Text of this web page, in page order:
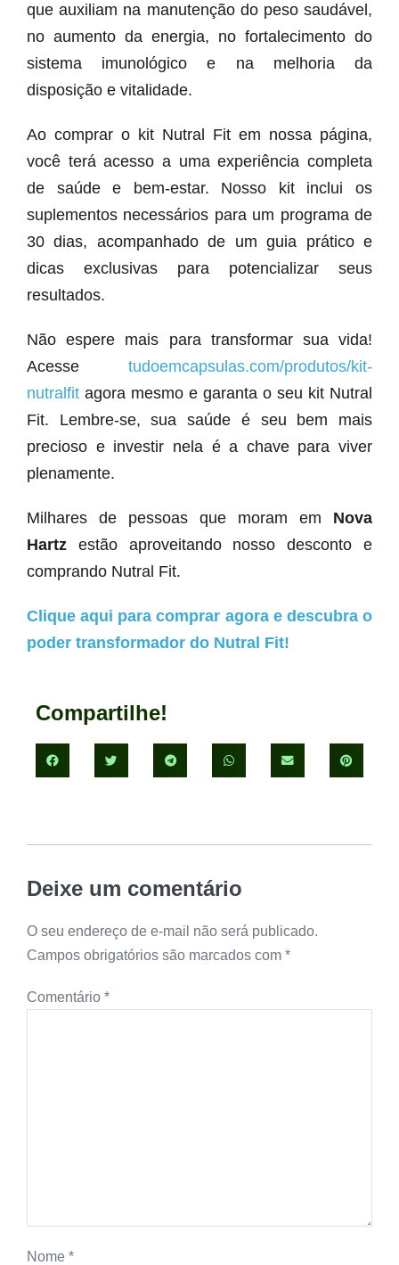
que auxiliam na manutenção do peso saudável,
no aumento da energia, no fortalecimento do
sistema imunológico e na melhoria da
disposição e vitalidade.
Ao comprar o kit Nutral Fit em nossa página,
você terá acesso a uma experiência completa
de saúde e bem-estar. Nosso kit inclui os
suplementos necessários para um programa de
30 dias, acompanhado de um guia prático e
dicas exclusivas para potencializar seus
resultados.
Não espere mais para transformar sua vida!
Acesse tudoemcapsulas.com/produtos/kit-
nutralfit agora mesmo e garanta o seu kit Nutral
Fit. Lembre-se, sua saúde é seu bem mais
precioso e investir nela é a chave para viver
plenamente.
Milhares de pessoas que moram em Nova
Hartz estão aproveitando nosso desconto e
comprando Nutral Fit.
Clique aqui para comprar agora e descubra o
poder transformador do Nutral Fit!
Compartilhe!
Deixe um comentário
O seu endereço de e-mail não será publicado.
Campos obrigatórios são marcados com *
Comentário *
Nome *